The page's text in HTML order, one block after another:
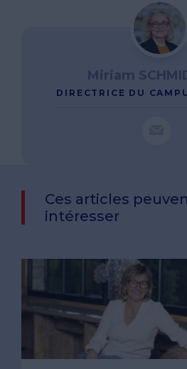
Miriam
DIRECTRICE DU
Ces articles
intéresser